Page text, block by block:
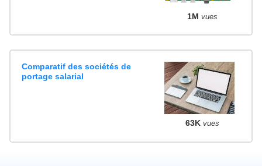
1M vues
Comparatif des sociétés de
portage salarial
63K vues